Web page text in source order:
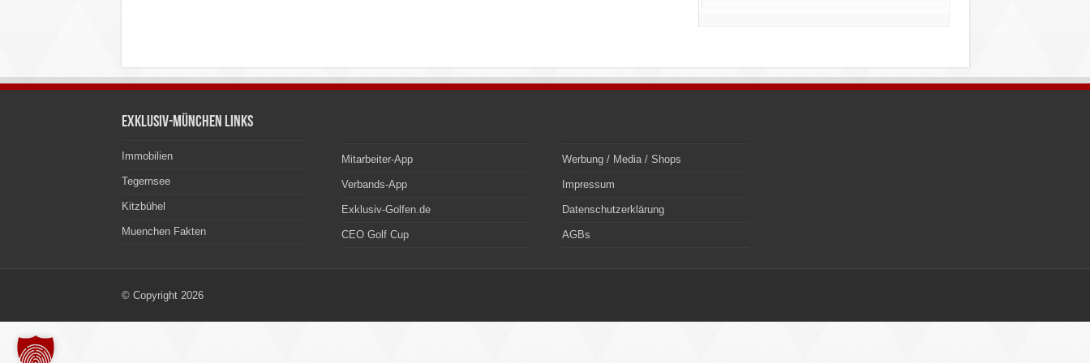
Exklusiv-München Links
Immobilien
Tegernsee
Kitzbühel
Muenchen Fakten
Mitarbeiter-App
Verbands-App
Exklusiv-Golfen.de
CEO Golf Cup
Werbung / Media / Shops
Impressum
Datenschutzerklärung
AGBs
© Copyright 2026